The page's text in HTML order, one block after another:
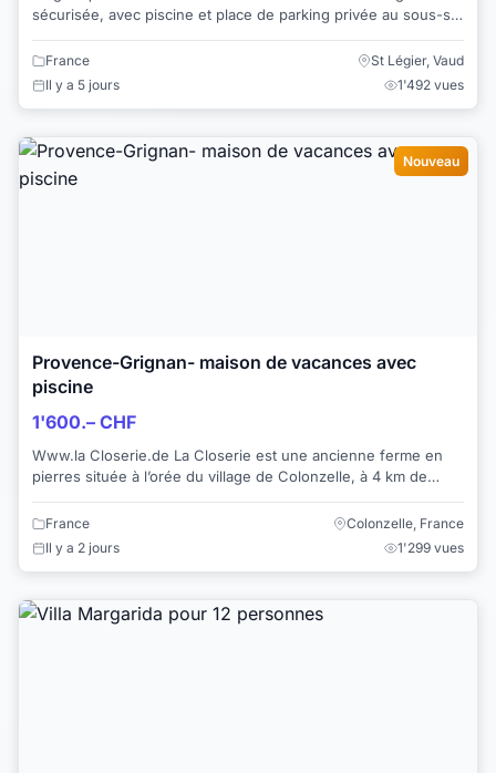
sécurisée, avec piscine et place de parking privée au sous-sol
France
St Légier, Vaud
Il y a 5 jours
1'492 vues
Nouveau
Provence-Grignan- maison de vacances avec
piscine
1'600.– CHF
Www.la Closerie.de La Closerie est une ancienne ferme en
pierres située à l’orée du village de Colonzelle, à 4 km de
Grignan, en Drôme provençale...
France
Colonzelle, France
Il y a 2 jours
1'299 vues